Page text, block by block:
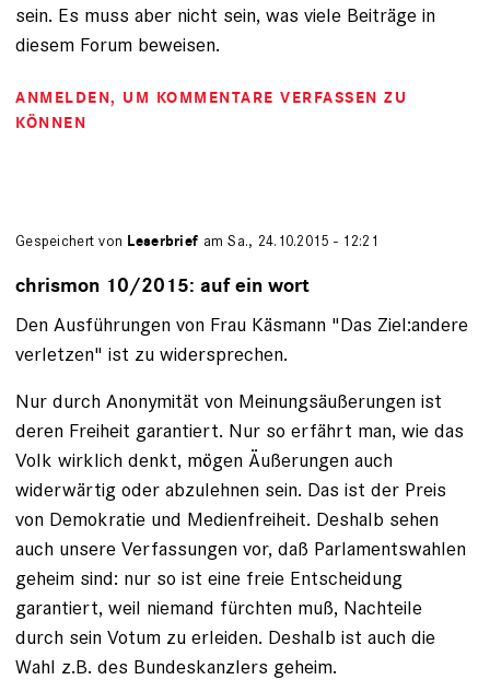
sein. Es muss aber nicht sein, was viele Beiträge in
diesem Forum beweisen.
ANMELDEN, UM KOMMENTARE VERFASSEN ZU
KÖNNEN
Gespeichert von Leserbrief am Sa., 24.10.2015 - 12:21
chrismon 10/2015: auf ein wort
Den Ausführungen von Frau Käsmann "Das Ziel:andere
verletzen" ist zu widersprechen.
Nur durch Anonymität von Meinungsäußerungen ist
deren Freiheit garantiert. Nur so erfährt man, wie das
Volk wirklich denkt, mögen Äußerungen auch
widerwärtig oder abzulehnen sein. Das ist der Preis
von Demokratie und Medienfreiheit. Deshalb sehen
auch unsere Verfassungen vor, daß Parlamentswahlen
geheim sind: nur so ist eine freie Entscheidung
garantiert, weil niemand fürchten muß, Nachteile
durch sein Votum zu erleiden. Deshalb ist auch die
Wahl z.B. des Bundeskanzlers geheim.